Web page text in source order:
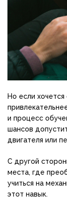
Но если
и процесс
шансов
двигателя или
С другой
места, где
учиться на
этот навык.